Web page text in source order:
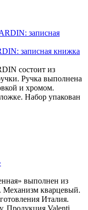
записная книжка
состоит из
Ручка выполнена
и хромом.
Набор упакован
выполнен из
Механизм кварцевый.
Италия.